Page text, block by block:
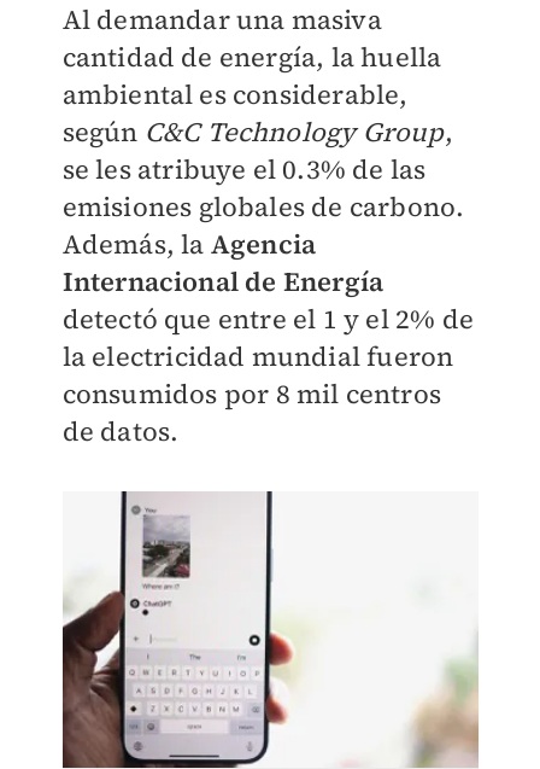
Al demandar una masiva
cantidad de energía, la huella
ambiental es considerable,
según C&C Technology Group,
se les atribuye el 0.3% de las
emisiones globales de carbono.
Además, la Agencia
Internacional de Energía
detectó que entre el 1 y el 2% de
la electricidad mundial fueron
consumidos por 8 mil centros
de datos.